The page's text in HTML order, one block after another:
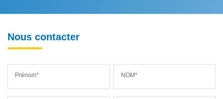
Nous contacter
Prénom* NOM*